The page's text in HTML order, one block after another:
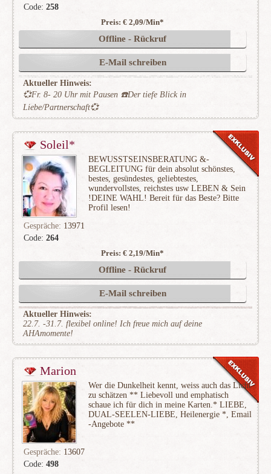
Code: 258
(3040)
Preis: € 2,09/Min*
Offline - Rückruf
E-Mail schreiben
Aktueller Hinweis:
💞Fr. 8- 20 Uhr mit Pausen ☎️Der tiefe Blick in
Liebe/Partnerschaft💞
Soleil*
Code: 264
BEWUSSTSEINSBERATUNG &-
BEGLEITUNG für dein absolut schönstes,
bestes, gesündestes, geliebtestes,
wundervollstes, reichstes usw LEBEN & Sein
!DEINE WAHL! Bereit für das Beste? Bitte
Profil lesen!
Gespräche: 13971
(4149)
Preis: € 2,19/Min*
Offline - Rückruf
E-Mail schreiben
Aktueller Hinweis:
22.7. -31.7. flexibel online! Ich freue mich auf deine
AHAmomente!
Marion
Code: 498
Wer die Dunkelheit kennt, weiss auch das Licht
zu schätzen ** Liebevoll und emphatisch
schaue ich für dich in meine Karten.* LIEBE,
DUAL-SEELEN-LIEBE, Heilenergie *, Email
-Angebote **
Gespräche: 13607